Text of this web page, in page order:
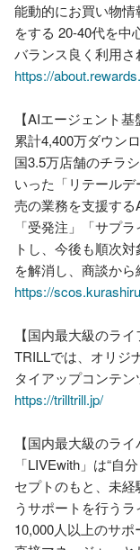
能動的にお買い物
をする 20-40代を中
https://
【AIエージェント
累計4,400万ダウン
国3.5万店舗のチラ
いった「リテール
売の業務を支援する
「受発注」「サプ
トし、今後も順次
https://
【国内最大級のラ
TRILLでは、オリジ
https://trilltrill.jp/
【国内最大級のラ
「LIVEwith」は“自
セプトのもと、未
うサポートを行う
10,000人以上のサ